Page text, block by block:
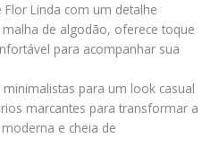
Linda com um detalhe
de algodão, oferece toque
para acompanhar sua
para um look casual
marcantes para transformar a
e cheia de